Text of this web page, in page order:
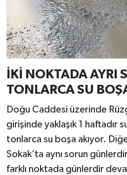
İKİ NOKTADA AYRI
TONLARCA SU
Doğu Caddesi üzerinde
girişinde yaklaşık 1 haftadır
tonlarca su boşa akıyor.
Sokak’ta aynı sorun
farklı noktada günlerdir